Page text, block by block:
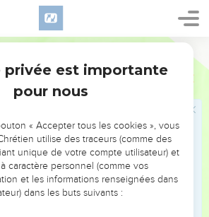
justes par la foi (3.21-31). Ainsi le fut
hommes condamnés en Adam ne
justes qu’en Christ (ch. 5). Dans les
répond aux objections des adversaires
en particulier, le rôle de la *Loi : «
elle a donné à l’homme la
le mal (7.13-25). Quant à l’Esprit (ch. 8),
de Dieu et vient à notre secours.
consacrés au sort d’*Israël dans le
majorité des Juifs ont rejeté
privée est importante
pour nous
« Accepter tous les cookies », vous
utilise des traceurs (comme des
unique de votre compte utilisateur) et
caractère personnel (comme vos
et les informations renseignées dans
dans les buts suivants :